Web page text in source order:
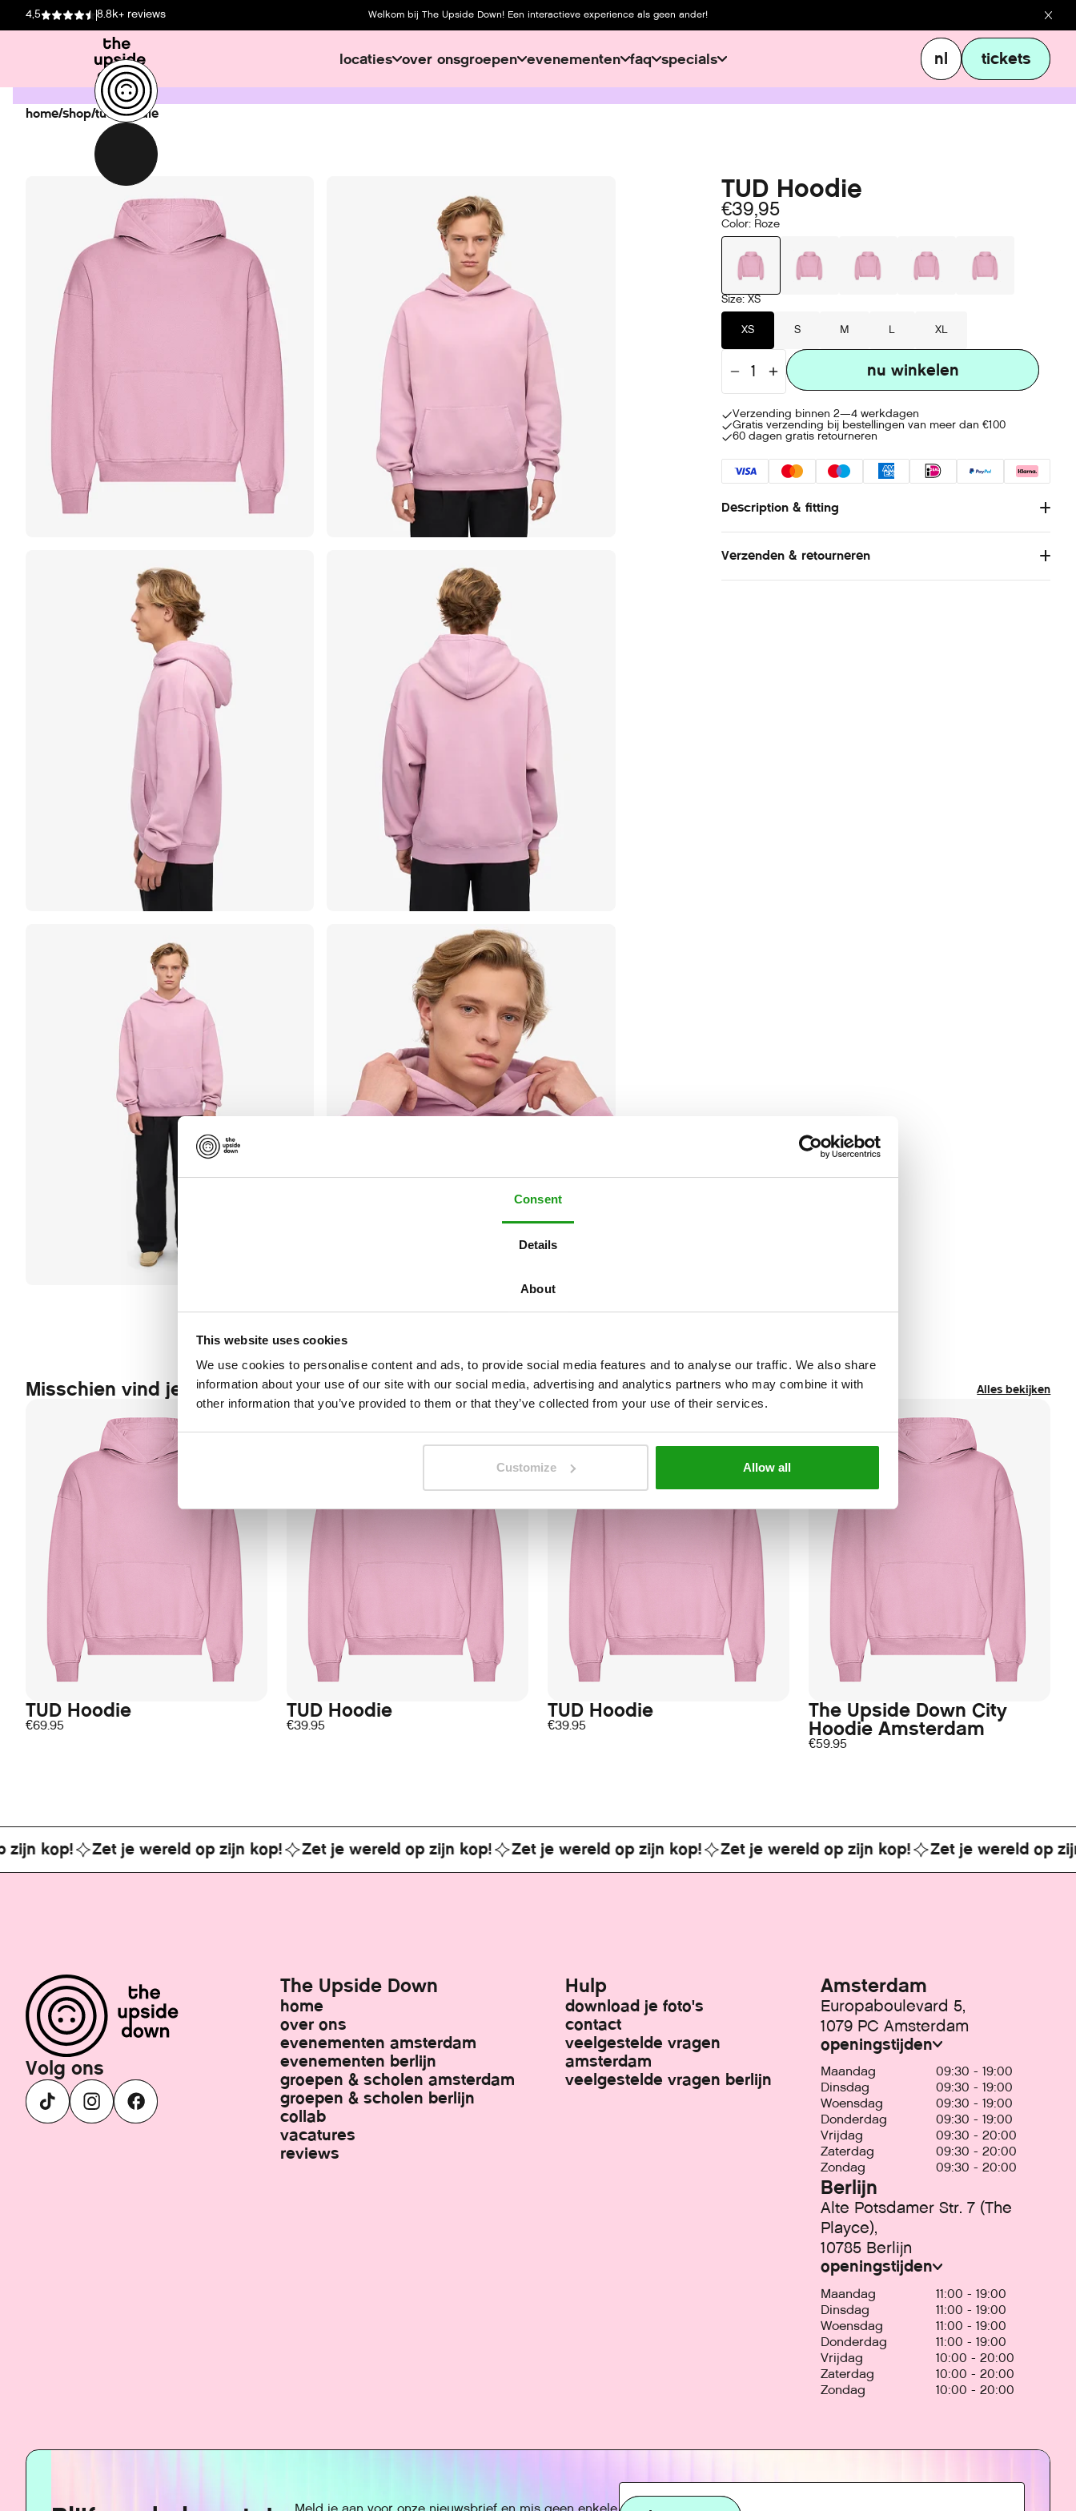
Consent
Details
About
This website uses cookies
We use cookies to personalise content and ads, to provide social media features and to analyse our traffic. We also share
information about your use of our site with our social media, advertising and analytics partners who may combine it with
other information that you’ve provided to them or that they’ve collected from your use of their services.
Customize Allow all
4,5 8.8k+ reviews Welkom bij The Upside Down! Een interactieve experience als geen ander!
locaties over onsgroepen evenementen faq specials nl
nl
tickets
tickets
home/shop/tud hoodie
TUD Hoodie
€39,95
Color: Roze
Size: XS
XS S M XL
nu winkelen
nu winkelen
Verzending binnen 2—4 werkdagen
Gratis verzending bij bestellingen van meer dan €100
60 dagen gratis retourneren
Description & fitting
Lorem Ipsum is simply dummy text of the printing and
typesetting industry. Lorem Ipsum has been the industry's
standard dummy text ever since the 1500s, when an unknown
Verzenden & retourneren
tester
Misschien vind je dit ook leuk Alles bekijken
TUD Hoodie
€69.95
TUD Hoodie
€39.95
TUD Hoodie
€39.95
The Upside Down City
Hoodie Amsterdam
€59.95
Zet je wereld op zijn kop! Zet je wereld op zijn kop! Zet je wereld op zijn kop! Zet je wereld op zijn kop! Zet je wereld op zijn
Volg ons
The Upside Down
home
over ons
evenementen amsterdam
evenementen berlijn
groepen & scholen amsterdam
groepen & scholen berlijn
collab
vacatures
reviews
Hulp
download je foto's
contact
veelgestelde vragen
amsterdam
veelgestelde vragen berlijn
Amsterdam
Europaboulevard 5,
1079 PC Amsterdam
openingstijden
Maandag
09:30 - 19:00
Dinsdag
09:30 - 19:00
Woensdag
09:30 - 19:00
Donderdag
09:30 - 19:00
Vrijdag
09:30 - 20:00
Zaterdag
09:30 - 20:00
Zondag
09:30 - 20:00
Berlijn
Alte Potsdamer Str. 7 (The
Playce),
10785 Berlijn
openingstijden
Maandag
11:00 - 19:00
Dinsdag
11:00 - 19:00
Woensdag
11:00 - 19:00
Donderdag
11:00 - 19:00
Vrijdag
10:00 - 20:00
Zaterdag
10:00 - 20:00
Zondag
10:00 - 20:00